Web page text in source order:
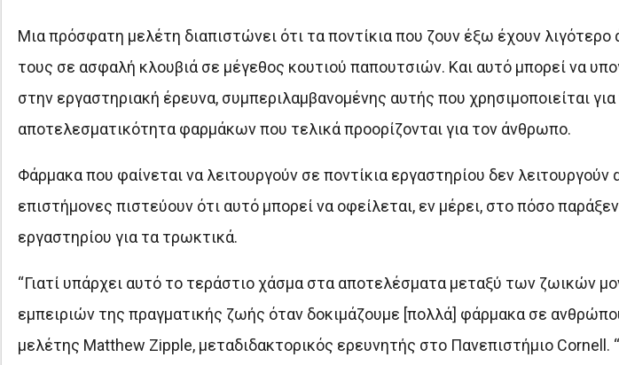
Μια πρόσφατη μελέτη διαπιστώνει ότι τα ποντίκια που ζουν έξω έχουν
τους σε ασφαλή κλουβιά σε μέγεθος κουτιού παπουτσιών. Και αυτό μπορεί να
στην εργαστηριακή έρευνα, συμπεριλαμβανομένης αυτής που χρησιμοποιείται
αποτελεσματικότητα φαρμάκων που τελικά προορίζονται για τον άνθρωπο.
Φάρμακα που φαίνεται να λειτουργούν σε ποντίκια εργαστηρίου δεν
επιστήμονες πιστεύουν ότι αυτό μπορεί να οφείλεται, εν μέρει, στο πόσο
εργαστηρίου για τα τρωκτικά.
“Γιατί υπάρχει αυτό το τεράστιο χάσμα στα αποτελέσματα μεταξύ των ζωικών
εμπειριών της πραγματικής ζωής όταν δοκιμάζουμε [πολλά] φάρμακα σε
μελέτης Matthew Zipple, μεταδιδακτορικός ερευνητής στο Πανεπιστήμιο Cornell.